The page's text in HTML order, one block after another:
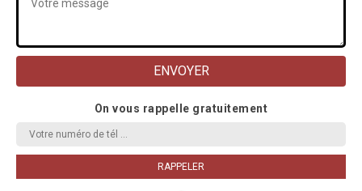
On vous rappelle gratuitement